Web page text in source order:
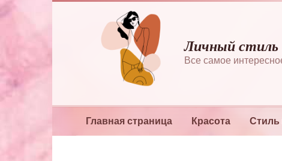
Перейти
к
Личный стиль
Все самое
Главная страница Красота Стиль